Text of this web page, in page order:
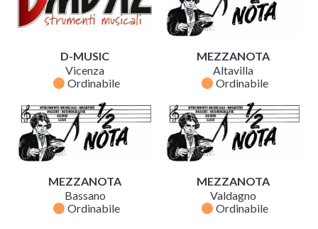
D-MUSIC
Vicenza
fiber_manual_record Ordinabile
MEZZANOTA
Altavilla
fiber_manual_record Ordinabile
MEZZANOTA
Bassano
fiber_manual_record Ordinabile
MEZZANOTA
Valdagno
fiber_manual_record Ordinabile